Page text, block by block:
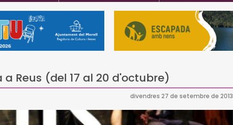
Reus (del 17 al 20 d'octubre)
divendres 27 de setembre de 2013